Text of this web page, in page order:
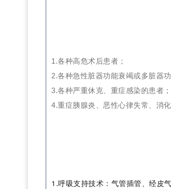
1.各种高危术后患者 ；
2.各种急性脏器功能衰竭或多脏器
3.各种严重休克、重症感染的患者；
4.重症胰腺炎、恶性心律失常、消
1.呼吸支持技术 ： 气管插管、经皮